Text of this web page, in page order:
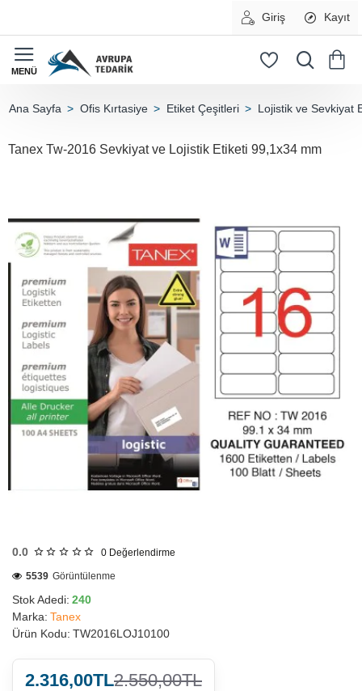
Giriş Kayıt
Ofis Kırtasiye Etiket Çeşitleri Lojistik ve Sevkiyat
Tanex Tw-2016 Sevkiyat ve Lojistik Etiketi 99,1x34 mm
0.0 0 Değerlendirme
Stok Adedi: 240
Marka: Tanex
Ürün Kodu: TW2016LOJ10100
5539 Görüntülenme
2.316,00TL2.550,00TL